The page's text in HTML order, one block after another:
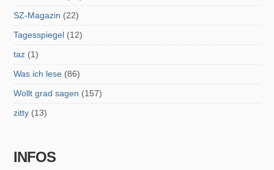
SZ-Magazin (22)
Tagesspiegel (12)
taz (1)
Was ich lese (86)
Wollt grad sagen (157)
zitty (13)
INFOS